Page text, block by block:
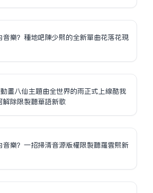
音樂？種地吧陳少熙的全新單曲花落花現
畫八仙主題曲全世界的雨正式上線酷我
解除限制聽華語新歌
音樂？一招掃清音源版權限制聽羅雲熙新